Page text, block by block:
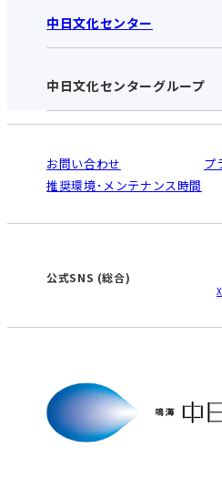
鳴海中日文化センター
お知らせ
アクセス･営業時間
お申し込みの流れ
入会と受講のご案内
中日文化センター
中日文化センター
中日文化センターと
受講規約・会員特典
ご利用ガイド
オンライン講座受講
WEBサイトのよくあ
中日文化センターグループ
南大高
高蔵寺
津
お問い合わせ
プ
推奨環境･メンテナンス時間
公式SNS (総合)
X